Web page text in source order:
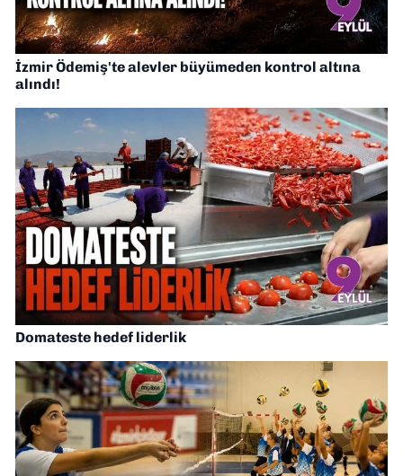
İzmir Ödemiş'te alevler büyümeden kontrol altına
alındı!
Domateste hedef liderlik